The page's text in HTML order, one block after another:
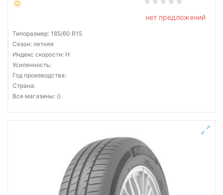
нет предложений
Типоразмер: 185/60 R15
Сезон: летняя
Индекс скорости: H
Усиленность:
Год производства:
Страна:
Все магазины: ()